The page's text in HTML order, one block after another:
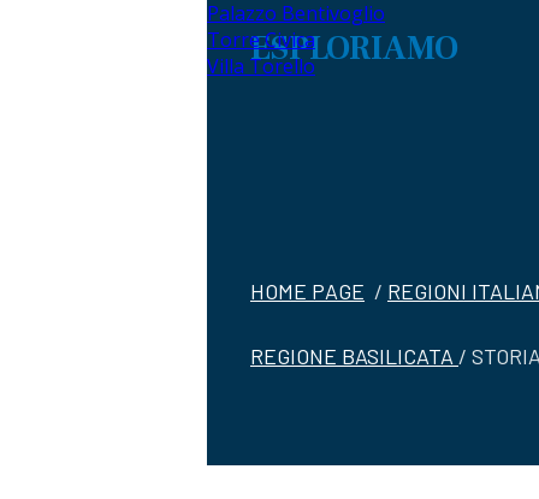
Palazzo Bentivoglio
Torre Civica
Villa Torello
ESPLORIAMO
HOME PAGE / REGIONI
REGIONE BASILICATA /